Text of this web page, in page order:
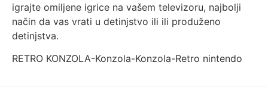
igrajte omiljene igrice na vašem televizoru, najbolji
način da vas vrati u detinjstvo ili ili produženo
detinjstva.
RETRO KONZOLA-Konzola-Konzola-Retro nintendo